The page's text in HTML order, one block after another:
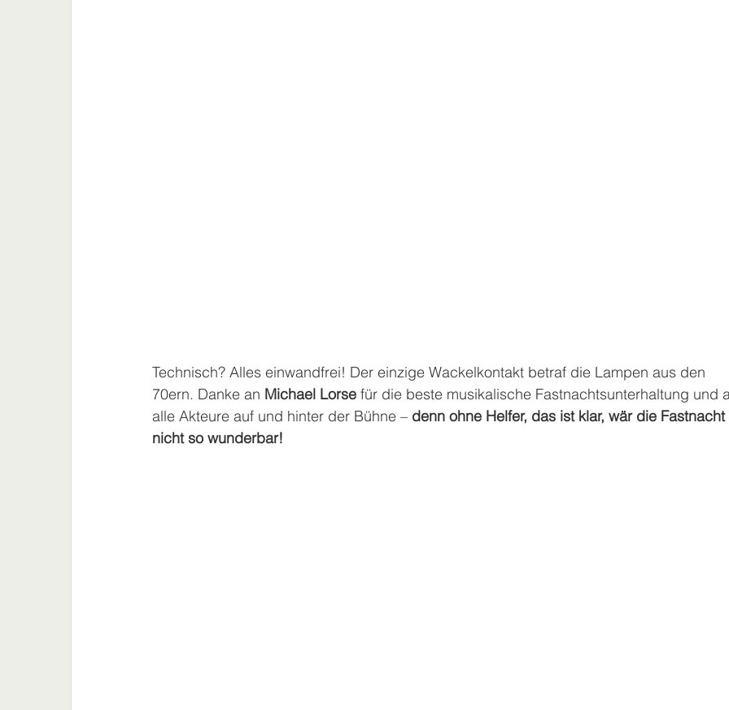
Technisch? Alles einwandfrei! Der einzige Wackelkontakt betraf die Lampen aus den
70ern. Danke an Michael Lorse für die beste musikalische Fastnachtsunterhaltung und
alle Akteure auf und hinter der Bühne – denn ohne Helfer, das ist klar, wär die Fastnacht
nicht so wunderbar!